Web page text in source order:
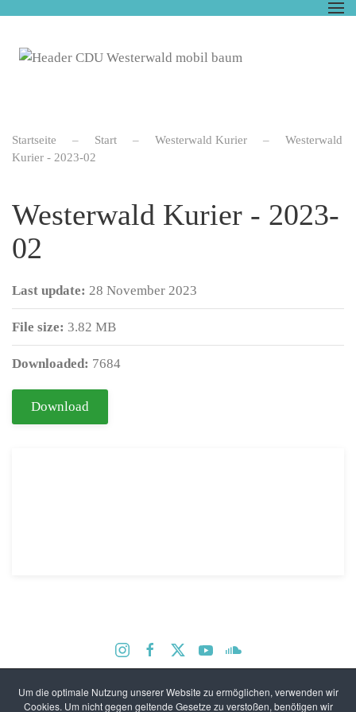
Um die optimale Nutzung unserer Website zu ermöglichen, verwenden wir
Cookies. Um nicht gegen geltende Gesetze zu verstoßen, benötigen wir
Startseite Start Westerwald Kurier
Westerwald
Kurier - 2023-02
Westerwald Kurier - 2023-
02
Last update: 28 November 2023
File size: 3.82 MB
Downloaded: 7684
Download
Kontakt / Anfahrt CDU Rheinland-Pfalz